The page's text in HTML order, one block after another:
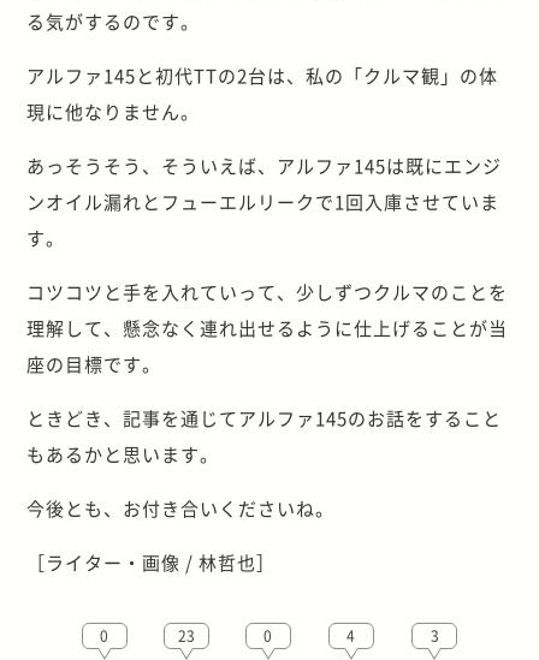
る気がするのです。
アルファ145と初代TTの2台は、私の「クルマ観」の体
現に他なりません。
あっそうそう、そういえば、アルファ145は既にエンジ
ンオイル漏れとフューエルリークで1回入庫させていま
す。
コツコツと手を入れていって、少しずつクルマのことを
理解して、懸念なく連れ出せるように仕上げることが当
座の目標です。
ときどき、記事を通じてアルファ145のお話をすること
もあるかと思います。
今後とも、お付き合いくださいね。
［ライター・画像 / 林哲也］
0 23 0 4 3